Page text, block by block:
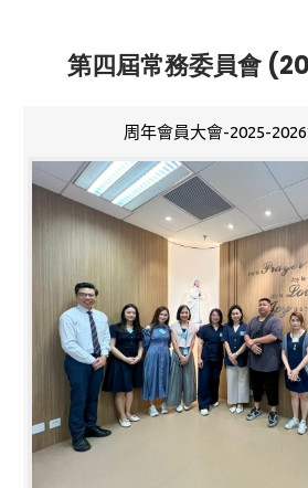
第四屆常務委員會
周年會員大會-2025-